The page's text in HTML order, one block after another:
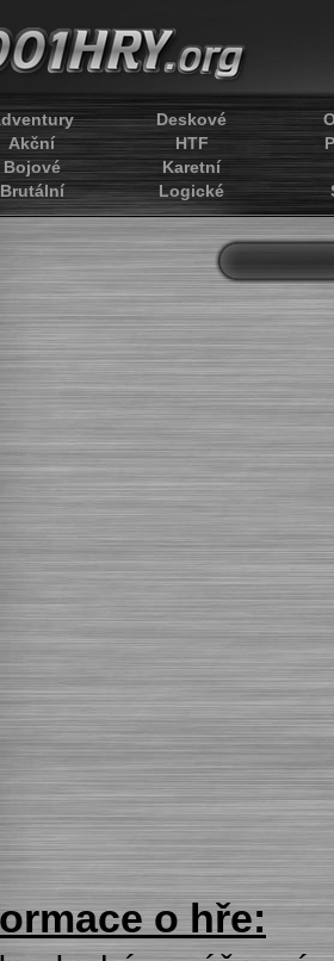
Akční
Bojové
Brutální
Deskové
HTF
Karetní
Logické
o hře: